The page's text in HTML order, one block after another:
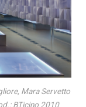
Mara Servetto
BTicino 2010